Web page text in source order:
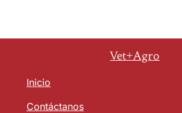
Vet+Agro
Inicio
Contáctanos